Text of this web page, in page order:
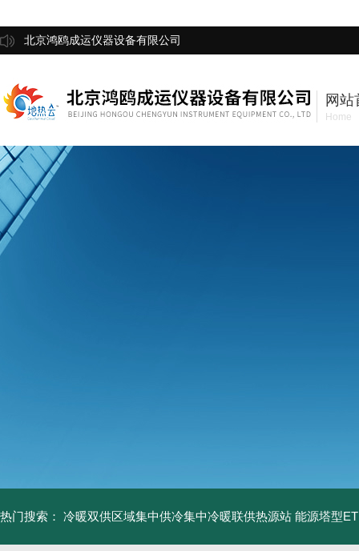
北京鸿鸥成运仪器设备有限公司
网站
Home
热门搜索： 冷暖双供区域集中供冷集中冷暖联供热源站 能源塔型